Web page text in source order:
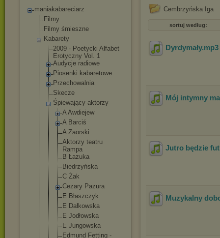
maniakabareciarz
Filmy
Filmy śmieszne
Kabarety
2009 - Poetycki Alfabet
Erotyczny Vol. 1
Audycje radiowe
Piosenki kabaretowe
Przechowalnia
Skecze
Śpiewający aktorzy
A Awdiejew
A Barciś
A Zaorski
Aktorzy teatru
Rampa
B Łazuka
Biedrzyńska
C Żak
Cezary Pazura
E Błaszczyk
E Dałkowska
E Jodłowska
E Jungowska
Edmund Fetting -
Cembrzyńska Iga
sortuj według:
Dyrdymały.mp3
Mój intymny
Jutro będzie
Muzykalny